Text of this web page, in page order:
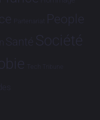
Partenariat People
Santé Société
Tech Tribune